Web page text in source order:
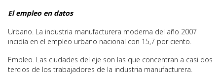
El empleo en datos
Urbano. La industria manufacturera moderna del año 2007
incidía en el empleo urbano nacional con 15,7 por ciento.
Empleo. Las ciudades del eje son las que concentran a casi dos
tercios de los trabajadores de la industria manufacturera.